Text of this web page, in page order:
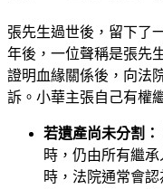
張先生過世後，留下了
年後，一位聲稱是張先
證明血緣關係後，向法
訴。小華主張自己有權
若遺產尚未分割：
時，仍由所有繼
時，法院通常會